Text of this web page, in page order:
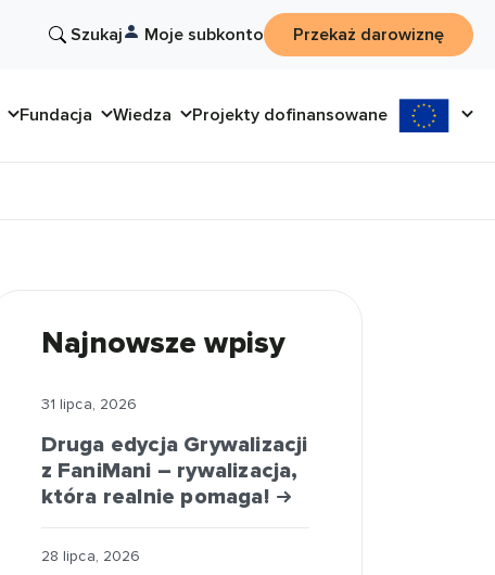
Szukaj Moje subkonto Przekaż darowiznę
Fundacja Wiedza Projekty dofinansowane
Najnowsze wpisy
31 lipca, 2026
Druga edycja Grywalizacji
z FaniMani – rywalizacja,
która realnie pomaga!
28 lipca, 2026